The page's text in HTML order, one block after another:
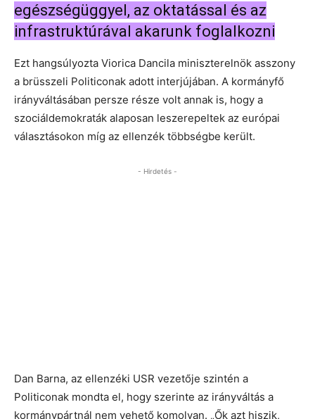
egészségüggyel, az oktatással és az
infrastruktúrával akarunk foglalkozni
Ezt hangsúlyozta Viorica Dancila miniszterelnök asszony
a brüsszeli Politiconak adott interjújában. A kormányfő
irányváltásában persze része volt annak is, hogy a
szociáldemokraták alaposan leszerepeltek az európai
választásokon míg az ellenzék többségbe került.
- Hirdetés -
Dan Barna, az ellenzéki USR vezetője szintén a
Politiconak mondta el, hogy szerinte az irányváltás a
kormánypártnál nem vehető komolyan. „Ők azt hiszik,